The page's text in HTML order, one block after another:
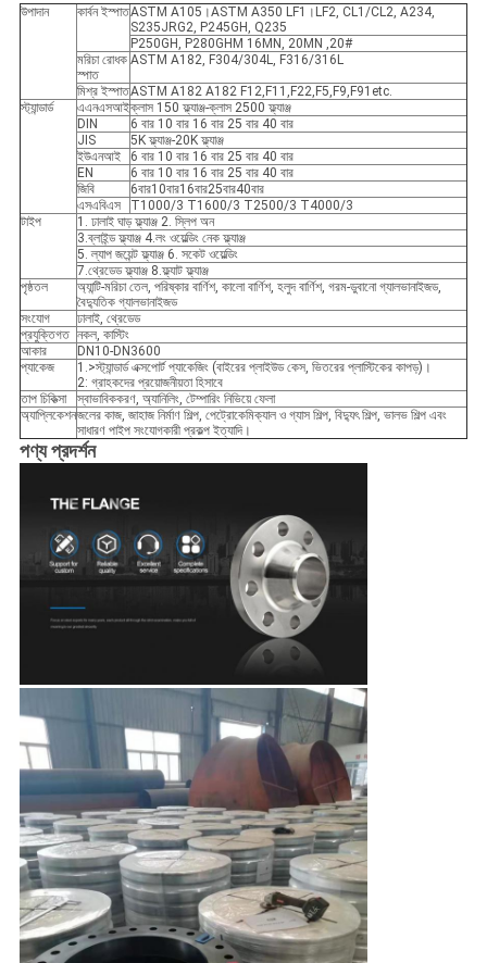
উপাদান কার্বন ইস্পাতASTM A105।ASTM A350 LF1।LF2, CL1/CL2, A234,
S235JRG2, P245GH, Q235
P250GH, P280GHM 16MN, 20MN ,20#
মরিচা রোধক
স্পাত
ASTM A182, F304/304L, F316/316L
মিশ্র ইস্পাতASTM A182 A182 F12,F11,F22,F5,F9,F91etc.
স্ট্যান্ডার্ড
এএনএসআইক্লাস 150 ফ্ল্যাঞ্জ-ক্লাস 2500 ফ্ল্যাঞ্জ
DIN
6 বার 10 বার 16 বার 25 বার 40 বার
JIS
5K ফ্ল্যাঞ্জ-20K ফ্ল্যাঞ্জ
ইউএনআই
6 বার 10 বার 16 বার 25 বার 40 বার
EN
6 বার 10 বার 16 বার 25 বার 40 বার
জিবি
6বার10বার16বার25বার40বার
এসএবিএস
T1000/3 T1600/3 T2500/3 T4000/3
টাইপ
1. ঢালাই ঘাড় ফ্ল্যাঞ্জ 2. স্লিপ অন
3.ব্লাইন্ড ফ্ল্যাঞ্জ 4.লং ওয়েল্ডিং নেক ফ্ল্যাঞ্জ
5. ল্যাপ জয়েন্ট ফ্ল্যাঞ্জ 6. সকেট ওয়েল্ডিং
7.থ্রেডেড ফ্ল্যাঞ্জ 8.ফ্ল্যাট ফ্ল্যাঞ্জ
পৃষ্ঠতল
অ্যান্টি-মরিচা তেল, পরিষ্কার বার্ণিশ, কালো বার্ণিশ, হলুদ বার্ণিশ, গরম-ডুবানো গ্যালভানাইজড,
বৈদ্যুতিক গ্যালভানাইজড
সংযোগ
ঢালাই, থ্রেডেড
প্রযুক্তিগত নকল, কাস্টিং
আকার
DN10-DN3600
প্যাকেজ
1.>স্ট্যান্ডার্ড এক্সপোর্ট প্যাকেজিং (বাইরের প্লাইউড কেস, ভিতরের প্লাস্টিকের কাপড়)।
2: গ্রাহকদের প্রয়োজনীয়তা হিসাবে
তাপ চিকিত্সা
স্বাভাবিককরণ, অ্যানিলিং, টেম্পারিং নিভিয়ে ফেলা
অ্যাপ্লিকেশনজলের কাজ, জাহাজ নির্মাণ শিল্প, পেট্রোকেমিক্যাল ও গ্যাস শিল্প, বিদ্যুৎ শিল্প, ভালভ শিল্প এবং
সাধারণ পাইপ সংযোগকারী প্রকল্প ইত্যাদি।
পণ্য প্রদর্শন